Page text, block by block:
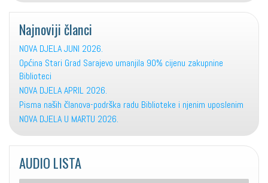
Najnoviji članci
NOVA DJELA JUNI 2026.
Općina Stari Grad Sarajevo umanjila 90% cijenu zakupnine
Biblioteci
NOVA DJELA APRIL 2026.
Pisma naših članova-podrška radu Biblioteke i njenim uposlenim
NOVA DJELA U MARTU 2026.
AUDIO LISTA